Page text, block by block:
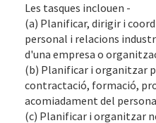
Les tasques inclouen -
(a) Planificar, dirigir i
personal i relacions
d'una empresa o
(b) Planificar i organitzar
contractació, formació,
acomiadament del
(c) Planificar i organitzar